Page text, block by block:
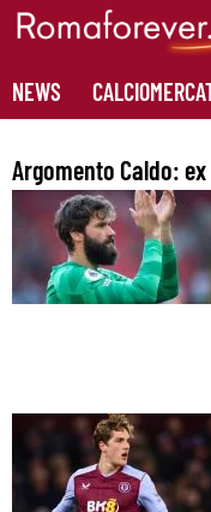
Skip
content
NEWS
Argomento Caldo: